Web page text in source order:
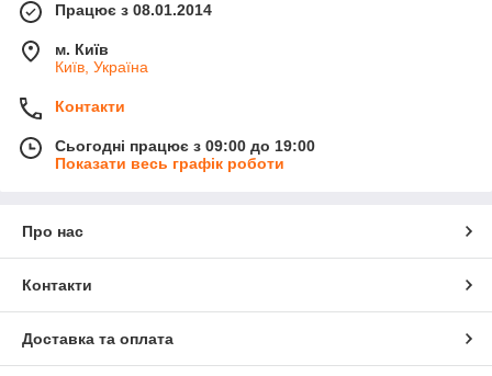
Працює з 08.01.2014
м. Київ
Київ, Україна
Контакти
Сьогодні працює з 09:00 до 19:00
Показати весь графік роботи
Про нас
Контакти
Доставка та оплата